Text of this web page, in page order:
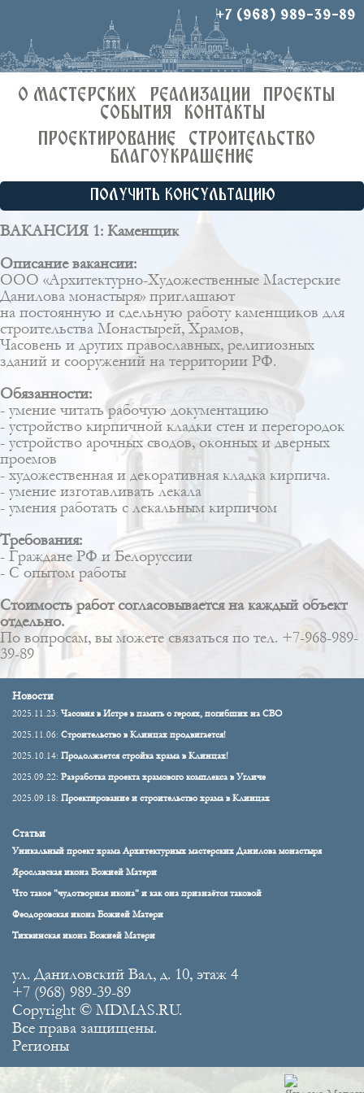
+7 (968) 989-39-89
О МАСТЕРСКИХ РЕАЛИЗАЦИИ
ПРОЕКТЫ
СОБЫТИЯ
КОНТАКТЫ
ПРОЕКТИРОВАНИЕ
СТРОИТЕЛЬСТВО
БЛАГОУКРАШЕНИЕ
ПОЛУЧИТЬ КОНСУЛЬТАЦИЮ
ВАКАНСИЯ 1: Каменщик
Описание вакансии:
ООО «Архитектурно-Художественные Мастерские
Данилова монастыря» приглашают
на постоянную и сдельную работу каменщиков для
строительства Монастырей, Храмов,
Часовень и других православных, религиозных
зданий и сооружений на территории РФ.
Обязанности:
- умение читать рабочую документацию
- устройство кирпичной кладки стен и перегородок
- устройство арочных сводов, оконных и дверных
проемов
- художественная и декоративная кладка кирпича.
- умение изготавливать лекала
- умения работать с лекальным кирпичом
Требования:
- Граждане РФ и Белоруссии
- С опытом работы
Стоимость работ согласовывается на каждый объект
отдельно.
По вопросам, вы можете связаться по тел. +7-968-989-
39-89
Новости
2025.11.23: Часовня в Истре в память о героях, погибших на СВО
2025.11.06: Строительство в Клинцах продвигается!
2025.10.14: Продолжается стройка храма в Клинцах!
2025.09.22: Разработка проекта храмового комплекса в Угличе
2025.09.18: Проектирование и строительство храма в Клинцах
Статьи
Уникальный проект храма Архитектурных мастерских Данилова монастыря
Ярославская икона Божией Матери
Что такое "чудотворная икона" и как она признаётся таковой
Феодоровская икона Божией Матери
Тихвинская икона Божией Матери
ул. Даниловский Вал, д. 10, этаж 4
+7 (968) 989-39-89
Copyright © MDMAS.RU.
Все права защищены.
Регионы